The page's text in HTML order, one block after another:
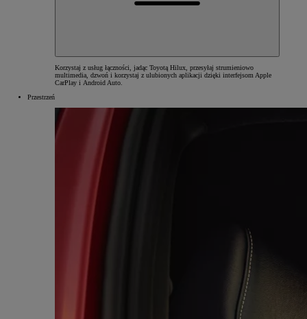
Korzystaj z usług łączności, jadąc Toyotą Hilux, przesyłaj strumieniowo
multimedia, dzwoń i korzystaj z ulubionych aplikacji dzięki interfejsom Apple
CarPlay i Android Auto.
Przestrzeń